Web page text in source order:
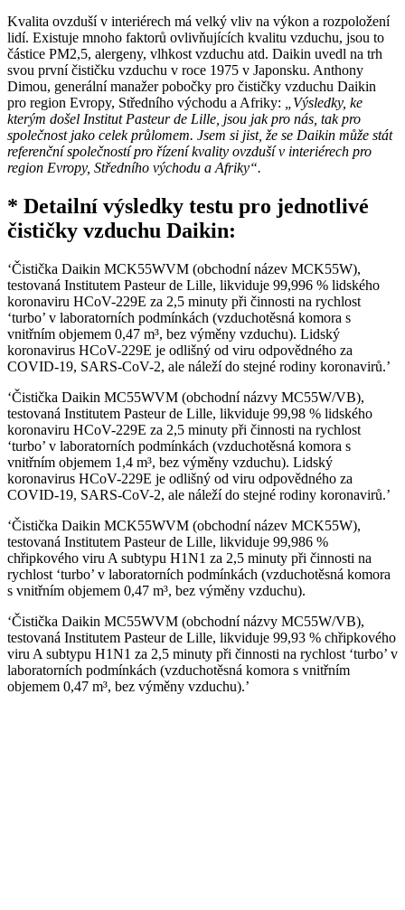
Kvalita ovzduší v interiérech má velký vliv na výkon a rozpoložení
lidí. Existuje mnoho faktorů ovlivňujících kvalitu vzduchu, jsou to
částice PM2,5, alergeny, vlhkost vzduchu atd. Daikin uvedl na trh
svou první čističku vzduchu v roce 1975 v Japonsku. Anthony
Dimou, generální manažer pobočky pro čističky vzduchu Daikin
pro region Evropy, Středního východu a Afriky: „Výsledky, ke
kterým došel Institut Pasteur de Lille, jsou jak pro nás, tak pro
společnost jako celek průlomem. Jsem si jist, že se Daikin může stát
referenční společností pro řízení kvality ovzduší v interiérech pro
region Evropy, Středního východu a Afriky“.
* Detailní výsledky testu pro jednotlivé
čističky vzduchu Daikin:
‘Čistička Daikin MCK55WVM (obchodní název MCK55W),
testovaná Institutem Pasteur de Lille, likviduje 99,996 % lidského
koronaviru HCoV-229E za 2,5 minuty při činnosti na rychlost
‘turbo’ v laboratorních podmínkách (vzduchotěsná komora s
vnitřním objemem 0,47 m³, bez výměny vzduchu). Lidský
koronavirus HCoV-229E je odlišný od viru odpovědného za
COVID-19, SARS-CoV-2, ale náleží do stejné rodiny koronavirů.’
‘Čistička Daikin MC55WVM (obchodní názvy MC55W/VB),
testovaná Institutem Pasteur de Lille, likviduje 99,98 % lidského
koronaviru HCoV-229E za 2,5 minuty při činnosti na rychlost
‘turbo’ v laboratorních podmínkách (vzduchotěsná komora s
vnitřním objemem 1,4 m³, bez výměny vzduchu). Lidský
koronavirus HCoV-229E je odlišný od viru odpovědného za
COVID-19, SARS-CoV-2, ale náleží do stejné rodiny koronavirů.’
‘Čistička Daikin MCK55WVM (obchodní název MCK55W),
testovaná Institutem Pasteur de Lille, likviduje 99,986 %
chřipkového viru A subtypu H1N1 za 2,5 minuty při činnosti na
rychlost ‘turbo’ v laboratorních podmínkách (vzduchotěsná komora
s vnitřním objemem 0,47 m³, bez výměny vzduchu).
‘Čistička Daikin MC55WVM (obchodní názvy MC55W/VB),
testovaná Institutem Pasteur de Lille, likviduje 99,93 % chřipkového
viru A subtypu H1N1 za 2,5 minuty při činnosti na rychlost ‘turbo’ v
laboratorních podmínkách (vzduchotěsná komora s vnitřním
objemem 0,47 m³, bez výměny vzduchu).’